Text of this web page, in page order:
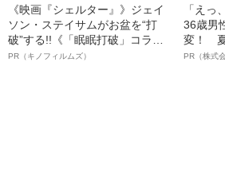
《映画『シェルター』》ジェイ
ソン・ステイサムがお盆を“打
破”する!!《「眠眠打破」コラ
ボ》
PR（キノフィルムズ）
「えっ
36歳男
変！ 夏
オイ”や
PR（株式